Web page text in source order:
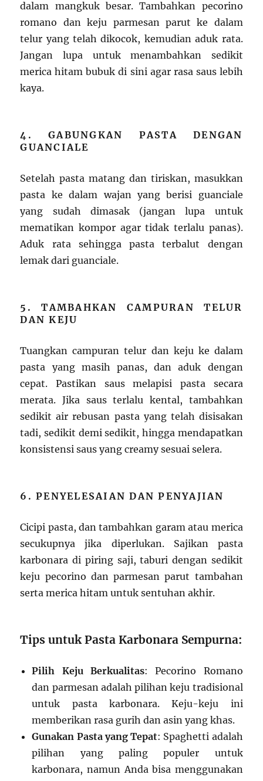
dalam mangkuk besar. Tambahkan pecorino
romano dan keju parmesan parut ke dalam
telur yang telah dikocok, kemudian aduk rata.
Jangan lupa untuk menambahkan sedikit
merica hitam bubuk di sini agar rasa saus lebih
kaya.
4. GABUNGKAN PASTA DENGAN
GUANCIALE
Setelah pasta matang dan tiriskan, masukkan
pasta ke dalam wajan yang berisi guanciale
yang sudah dimasak (jangan lupa untuk
mematikan kompor agar tidak terlalu panas).
Aduk rata sehingga pasta terbalut dengan
lemak dari guanciale.
5. TAMBAHKAN CAMPURAN TELUR
DAN KEJU
Tuangkan campuran telur dan keju ke dalam
pasta yang masih panas, dan aduk dengan
cepat. Pastikan saus melapisi pasta secara
merata. Jika saus terlalu kental, tambahkan
sedikit air rebusan pasta yang telah disisakan
tadi, sedikit demi sedikit, hingga mendapatkan
konsistensi saus yang creamy sesuai selera.
6. PENYELESAIAN DAN PENYAJIAN
Cicipi pasta, dan tambahkan garam atau merica
secukupnya jika diperlukan. Sajikan pasta
karbonara di piring saji, taburi dengan sedikit
keju pecorino dan parmesan parut tambahan
serta merica hitam untuk sentuhan akhir.
Tips untuk Pasta Karbonara Sempurna:
Pilih Keju Berkualitas: Pecorino Romano
dan parmesan adalah pilihan keju tradisional
untuk pasta karbonara. Keju-keju ini
memberikan rasa gurih dan asin yang khas.
Gunakan Pasta yang Tepat: Spaghetti adalah
pilihan yang paling populer untuk
karbonara, namun Anda bisa menggunakan